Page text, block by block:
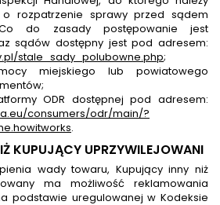
o rozpatrzenie sprawy przed sądem
do zasady postępowanie jest
sądów dostępny jest pod adresem:
stale_sady_polubowne.php;
miejskiego lub powiatowego
ODR dostępnej pod adresem:
consumers/odr/main/?
.
KUPUJĄCY UPRZYWILEJOWANI
wady towaru, Kupujący inny niż
ma możliwość reklamowania
podstawie uregulowanej w Kodeksie